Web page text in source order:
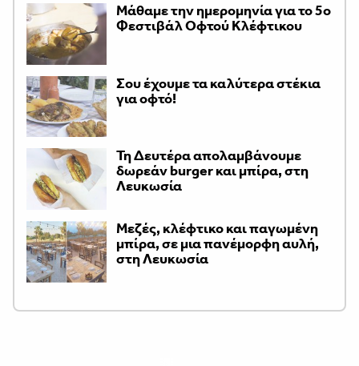
Μάθαμε την ημερομηνία για το 5ο
Φεστιβάλ Οφτού Κλέφτικου
Σου έχουμε τα καλύτερα στέκια
για οφτό!
Τη Δευτέρα απολαμβάνουμε
δωρεάν burger και μπίρα, στη
Λευκωσία
Μεζές, κλέφτικο και παγωμένη
μπίρα, σε μια πανέμορφη αυλή,
στη Λευκωσία